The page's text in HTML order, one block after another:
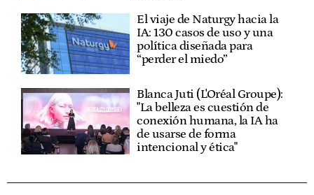
El viaje de Naturgy hacia la
IA: 130 casos de uso y una
política diseñada para
“perder el miedo”
Blanca Juti (L'Oréal Groupe):
"La belleza es cuestión de
conexión humana, la IA ha
de usarse de forma
intencional y ética"